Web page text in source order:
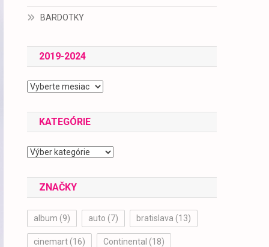
BARDOTKY
2019-2024
2019-
KATEGÓRIE
Kategórie
ZNAČKY
album (9) auto (7) bratislava (13)
cinemart (16) Continental (18)